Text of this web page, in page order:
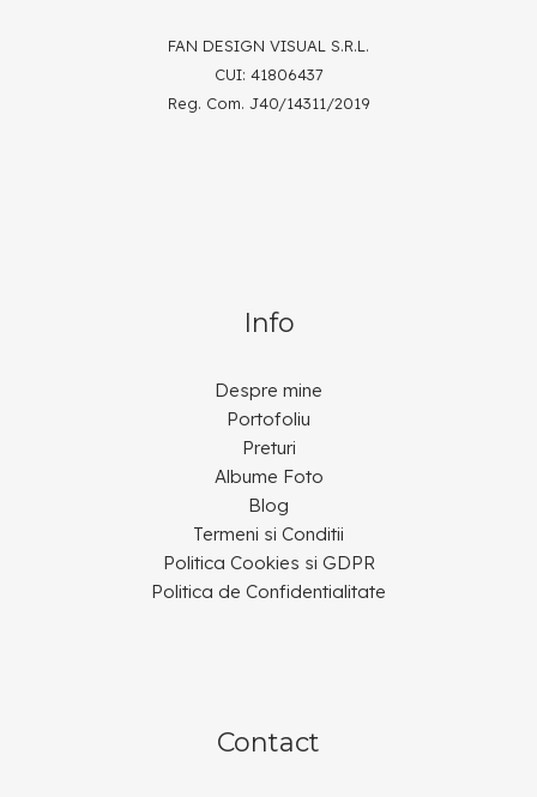
FAN DESIGN VISUAL S.R.L.
CUI: 41806437
Reg. Com. J40/14311/2019
Info
Despre mine
Portofoliu
Preturi
Albume Foto
Blog
Termeni si Conditii
Politica Cookies si GDPR
Politica de Confidentialitate
Contact